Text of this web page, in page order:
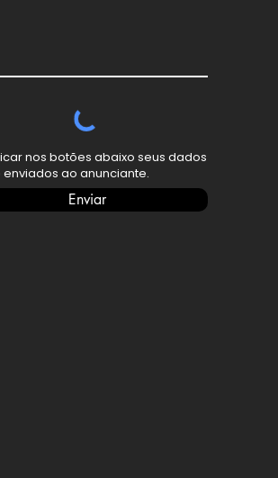
nos botões abaixo seus dados
ao anunciante.
Enviar